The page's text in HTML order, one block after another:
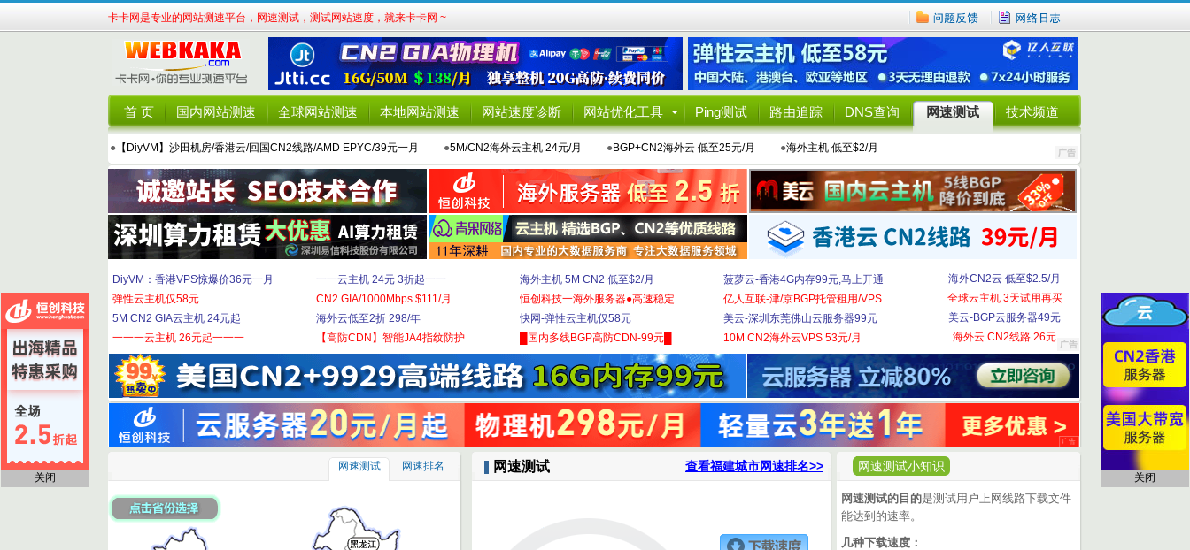
卡卡网是专业的网站测速平台，网速测试，测试网站速度，就来卡卡网 ~
首 页 国内网站测速 全球网站测速 本地网站测速 网站速度诊断 网站优化工具 Ping测试 路由追踪 DNS查询 网速测试 技术频道
● 【DiyVM】沙田机房/香港云/回国CN2线路/AMD EPYC/39元一月 ●5M/CN2海外云主机 24元/月 ●BGP+CN2海外云 低至25元/月 ●海外主机 低至$2/月
DiyVM：香港VPS惊爆价36元一月
弹性云主机仅58元
5M CN2 GIA云主机 24元起
一一一云主机 26元起一一一
一一云主机 24元 3折起一一
CN2 GIA/1000Mbps $111/月
海外云低至2折 298/年
【高防CDN】智能JA4指纹防护
海外主机 5M CN2 低至$2/月
恒创科技一海外服务器●高速稳定
快网-弹性云主机仅58元
█国内多线BGP高防CDN-99元█
菠萝云-香港4G内存99元,马上开通
亿人互联-津/京BGP托管租用/VPS
美云-深圳东莞佛山云服务器99元
10M CN2海外云VPS 53元/月
海外CN2云 低至$2.5/月
全球云主机 3天试用再买
美云-BGP云服务器49元
海外云 CN2线路 26元
网速测试 网速排名 网速测试 查看福建城市网速排名>> 网速测试小知识
网速测试的目的是测试用户上网线路下载文件
能达到的速率。
几种下载速度：
关闭 关闭